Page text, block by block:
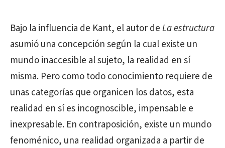
Bajo la influencia de Kant, el autor deLa estructura
asumió una concepción según la cual existe un
mundo inaccesible al sujeto, la realidad en sí
misma. Pero como todo conocimiento requiere de
unas categorías que organicen los datos, esta
realidad en sí es incognoscible, impensable e
inexpresable. En contraposición, existe un mundo
fenoménico, una realidad organizada a partir de